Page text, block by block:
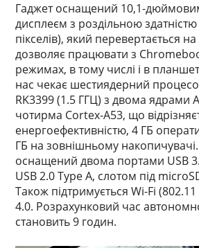
Гаджет оснащений 10,1-
дисплеєм з роздільною
пікселів), який перевертається
дозволяє працювати з
режимах, в тому числі і в
нас чекає шестиядерний
RK3399 (1.5 ГГЦ) з двома ядрами
чотирма Cortex-A53, що
енергоефективністю, 4 ГБ
ГБ на зовнішньому
оснащений двома портами USB
USB 2.0 Type A, слотом під
Також підтримується Wi-Fi
4.0. Розрахунковий час
становить 9 годин.